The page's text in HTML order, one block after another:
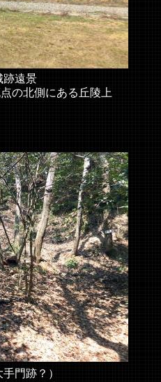
？）
景
の北側にある丘陵上